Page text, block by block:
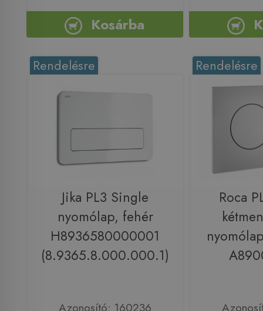
Kosárba
Rendelésre
Jika PL3 Single
nyomólap, fehér
H8936580000001
(8.9365.8.000.000.1)
Azonosító: 160236
Rendelésre
Roca